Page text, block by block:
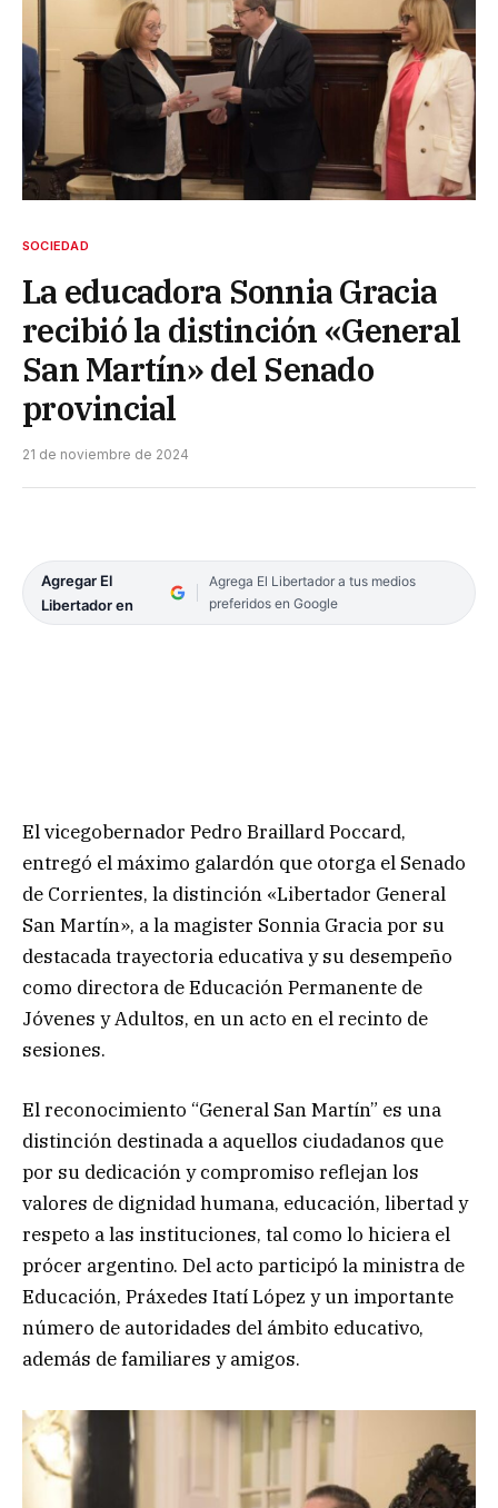
SOCIEDAD
La educadora Sonnia Gracia
recibió la distinción «General
San Martín» del Senado
provincial
21 de noviembre de 2024
Agregar El
Libertador en
Agrega El Libertador a tus medios
preferidos en Google
El vicegobernador Pedro Braillard Poccard,
entregó el máximo galardón que otorga el Senado
de Corrientes, la distinción «Libertador General
San Martín», a la magister Sonnia Gracia por su
destacada trayectoria educativa y su desempeño
como directora de Educación Permanente de
Jóvenes y Adultos, en un acto en el recinto de
sesiones.
El reconocimiento “General San Martín” es una
distinción destinada a aquellos ciudadanos que
por su dedicación y compromiso reflejan los
valores de dignidad humana, educación, libertad y
respeto a las instituciones, tal como lo hiciera el
prócer argentino. Del acto participó la ministra de
Educación, Práxedes Itatí López y un importante
número de autoridades del ámbito educativo,
además de familiares y amigos.